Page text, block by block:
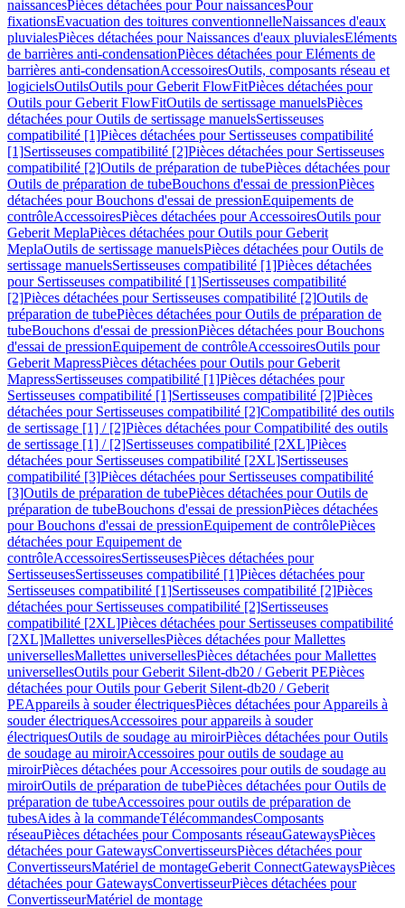
naissancesPièces détachées pour Pour naissancesPour
fixationsEvacuation des toitures conventionnelleNaissances d'eaux
pluvialesPièces détachées pour Naissances d'eaux pluvialesEléments
de barrières anti-condensationPièces détachées pour Eléments de
barrières anti-condensationAccessoiresOutils, composants réseau et
logicielsOutilsOutils pour Geberit FlowFitPièces détachées pour
Outils pour Geberit FlowFitOutils de sertissage manuelsPièces
détachées pour Outils de sertissage manuelsSertisseuses
compatibilité [1]Pièces détachées pour Sertisseuses compatibilité
[1]Sertisseuses compatibilité [2]Pièces détachées pour Sertisseuses
compatibilité [2]Outils de préparation de tubePièces détachées pour
Outils de préparation de tubeBouchons d'essai de pressionPièces
détachées pour Bouchons d'essai de pressionEquipements de
contrôleAccessoiresPièces détachées pour AccessoiresOutils pour
Geberit MeplaPièces détachées pour Outils pour Geberit
MeplaOutils de sertissage manuelsPièces détachées pour Outils de
sertissage manuelsSertisseuses compatibilité [1]Pièces détachées
pour Sertisseuses compatibilité [1]Sertisseuses compatibilité
[2]Pièces détachées pour Sertisseuses compatibilité [2]Outils de
préparation de tubePièces détachées pour Outils de préparation de
tubeBouchons d'essai de pressionPièces détachées pour Bouchons
d'essai de pressionEquipement de contrôleAccessoiresOutils pour
Geberit MapressPièces détachées pour Outils pour Geberit
MapressSertisseuses compatibilité [1]Pièces détachées pour
Sertisseuses compatibilité [1]Sertisseuses compatibilité [2]Pièces
détachées pour Sertisseuses compatibilité [2]Compatibilité des outils
de sertissage [1] / [2]Pièces détachées pour Compatibilité des outils
de sertissage [1] / [2]Sertisseuses compatibilité [2XL]Pièces
détachées pour Sertisseuses compatibilité [2XL]Sertisseuses
compatibilité [3]Pièces détachées pour Sertisseuses compatibilité
[3]Outils de préparation de tubePièces détachées pour Outils de
préparation de tubeBouchons d'essai de pressionPièces détachées
pour Bouchons d'essai de pressionEquipement de contrôlePièces
détachées pour Equipement de
contrôleAccessoiresSertisseusesPièces détachées pour
SertisseusesSertisseuses compatibilité [1]Pièces détachées pour
Sertisseuses compatibilité [1]Sertisseuses compatibilité [2]Pièces
détachées pour Sertisseuses compatibilité [2]Sertisseuses
compatibilité [2XL]Pièces détachées pour Sertisseuses compatibilité
[2XL]Mallettes universellesPièces détachées pour Mallettes
universellesMallettes universellesPièces détachées pour Mallettes
universellesOutils pour Geberit Silent-db20 / Geberit PEPièces
détachées pour Outils pour Geberit Silent-db20 / Geberit
PEAppareils à souder électriquesPièces détachées pour Appareils à
souder électriquesAccessoires pour appareils à souder
électriquesOutils de soudage au miroirPièces détachées pour Outils
de soudage au miroirAccessoires pour outils de soudage au
miroirPièces détachées pour Accessoires pour outils de soudage au
miroirOutils de préparation de tubePièces détachées pour Outils de
préparation de tubeAccessoires pour outils de préparation de
tubesAides à la commandeTélécommandesComposants
réseauPièces détachées pour Composants réseauGatewaysPièces
détachées pour GatewaysConvertisseursPièces détachées pour
ConvertisseursMatériel de montageGeberit ConnectGatewaysPièces
détachées pour GatewaysConvertisseurPièces détachées pour
ConvertisseurMatériel de montage